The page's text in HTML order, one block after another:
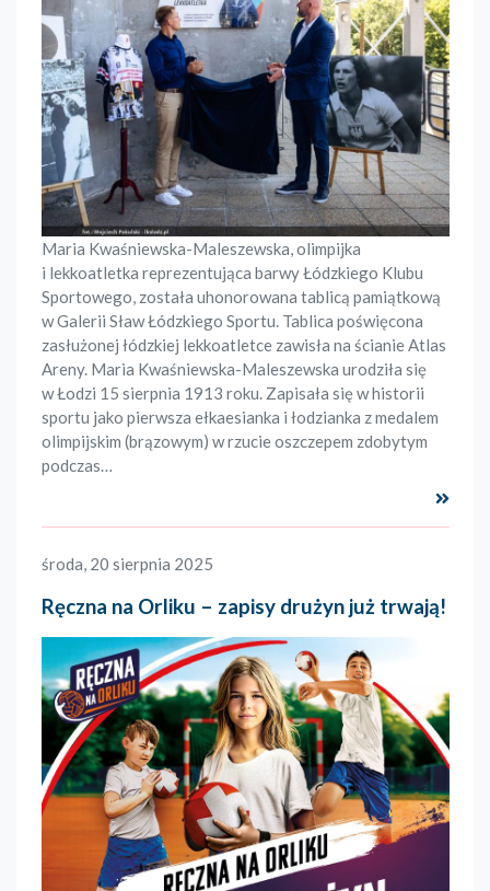
Maria Kwaśniewska-Maleszewska, olimpijka
i lekkoatletka reprezentująca barwy Łódzkiego Klubu
Sportowego, została uhonorowana tablicą pamiątkową
w Galerii Sław Łódzkiego Sportu. Tablica poświęcona
zasłużonej łódzkiej lekkoatletce zawisła na ścianie Atlas
Areny. Maria Kwaśniewska-Maleszewska urodziła się
w Łodzi 15 sierpnia 1913 roku. Zapisała się w historii
sportu jako pierwsza ełkaesianka i łodzianka z medalem
olimpijskim (brązowym) w rzucie oszczepem zdobytym
podczas…
środa, 20 sierpnia 2025
Ręczna na Orliku – zapisy drużyn już trwają!